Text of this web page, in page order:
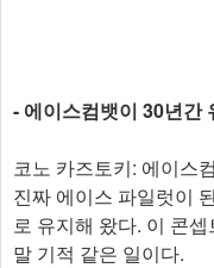
- 에이스컴뱃이 30년간
코노 카즈토키: 에이스
진짜 에이스 파일럿이
로 유지해 왔다. 이 콘
말 기적 같은 일이다.